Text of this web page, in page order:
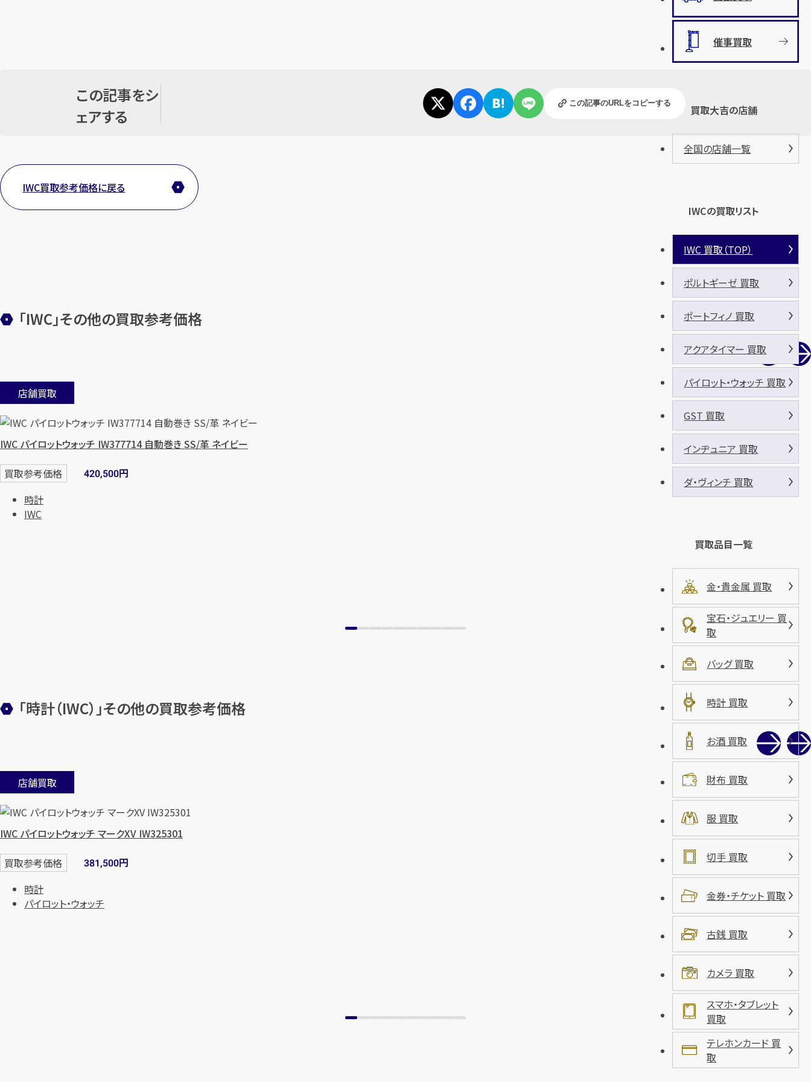
この記事をシ
ェアする
この記事のURLをコピーする
IWC買取参考価格に戻る
「IWC」その他の買取参考価格
店舗買取
IWC パイロットウォッチ IW377714 自動巻き SS/革 ネイビー
買取参考価格 420,500円
時計
IWC
「時計（IWC）」その他の買取参考価格
店舗買取
IWC パイロットウォッチ マークXV IW325301
買取参考価格 381,500円
時計
パイロット・ウォッチ
催事買取
買取大吉の店舗
全国の店舗一覧
IWCの買取リスト
IWC 買取（TOP）
ポルトギーゼ 買取
ポートフィノ 買取
アクアタイマー 買取
パイロット・ウォッチ 買取
GST 買取
インヂュニア 買取
ダ・ヴィンチ 買取
買取品目一覧
金・貴金属 買取
宝石・ジュエリー 買
取
バッグ 買取
時計 買取
お酒 買取
財布 買取
服 買取
切手 買取
金券・チケット 買取
古銭 買取
カメラ 買取
スマホ・タブレット
買取
テレホンカード 買
取